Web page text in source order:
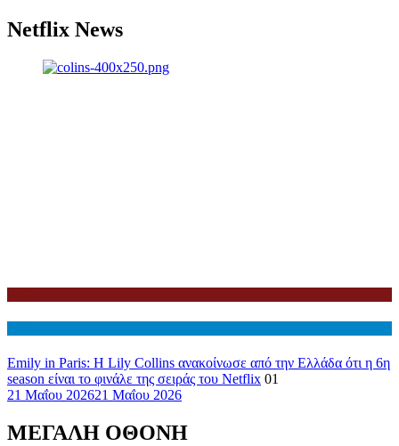
Netflix News
Emily in Paris: Η Lily Collins ανακοίνωσε από την Ελλάδα ότι η 6η
season είναι το φινάλε της σειράς του Netflix 01
21 Μαΐου 202621 Μαΐου 2026
ΜΕΓΑΛΗ ΟΘΟΝΗ